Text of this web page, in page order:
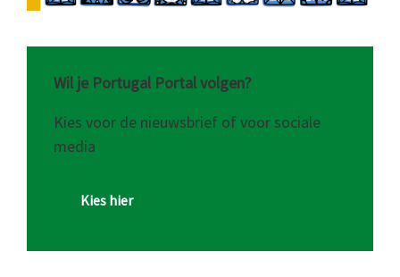
Wil je Portugal Portal volgen?
Kies voor de nieuwsbrief of voor sociale
media
Kies hier